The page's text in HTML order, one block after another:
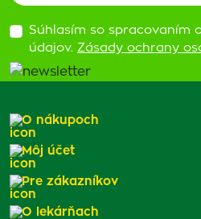
Súhlasím so spracovaním
údajov. Zásady ochrany
O nákupoch
Môj účet
Pre zákazníkov
O lekárňach